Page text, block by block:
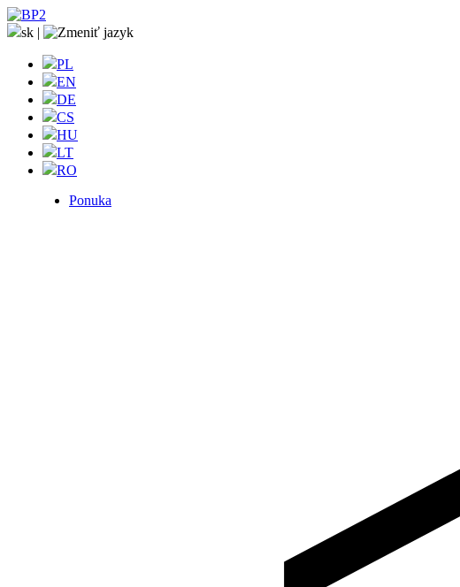
sk |
PL
EN
DE
CS
HU
LT
RO
Ponuka